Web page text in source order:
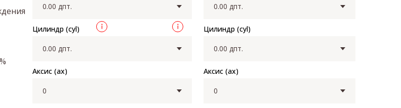
Цилиндр (cyl)
Аксис (ax)
Цилиндр (cyl)
Аксис (ax)